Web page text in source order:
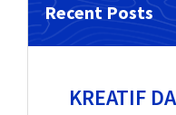
Recent Posts
KREATIF